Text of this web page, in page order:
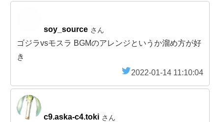
soy_source さん
ゴジラvsモスラ BGMのアレンジというか溜め方が好
き
2022-01-14 11:10:04
c9.aska-c4.toki さん